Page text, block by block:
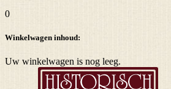
0
Winkelwagen inhoud:
Uw winkelwagen is nog leeg.